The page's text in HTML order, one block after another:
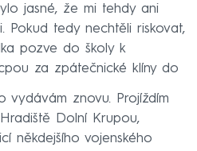
jasné, že mi tehdy ani
Pokud tedy nechtěli riskovat,
pozve do školy k
za zpátečnické klíny do
vydávám znovu. Projíždím
Dolní Krupou,
někdejšího vojenského